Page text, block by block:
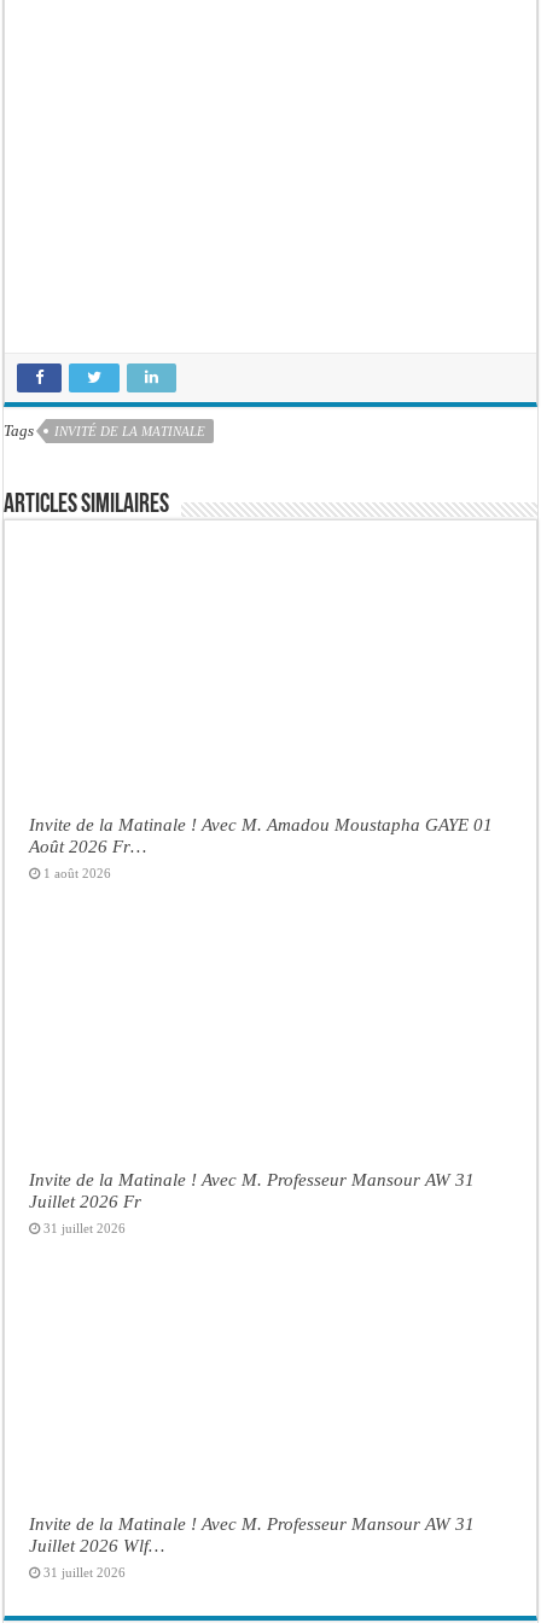
Tags INVITÉ DE LA MATINALE
Articles similaires
Invite de la Matinale ! Avec M. Amadou Moustapha GAYE 01
Août 2026 Fr…
1 août 2026
Invite de la Matinale ! Avec M. Professeur Mansour AW 31
Juillet 2026 Fr
31 juillet 2026
Invite de la Matinale ! Avec M. Professeur Mansour AW 31
Juillet 2026 Wlf…
31 juillet 2026